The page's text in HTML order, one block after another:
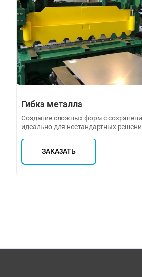
Гибка металла
Создание сложных форм с
идеально для нестандартных
ЗАКАЗАТЬ